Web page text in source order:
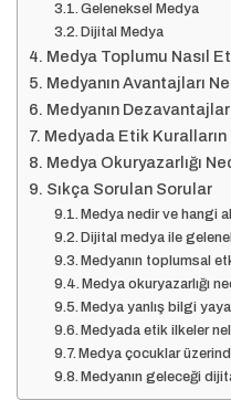
Geleneksel Medya
Dijital Medya
Medya Toplumu Nasıl
Medyanın Avantajları
Medyanın
Medyada Etik Kuralların
Medya Okuryazarlığı
Sıkça Sorulan Sorular
Medya nedir ve hangi
Dijital medya ile
Medyanın toplumsal
Medya okuryazarlığı
Medya yanlış bilgi
Medyada etik ilkeler
Medya çocuklar
Medyanın geleceği